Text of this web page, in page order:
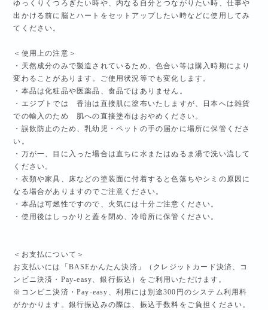
ゆっくりくつろぎたい時や、内なる自分とつながりたい時、仕事や
出かける前に脳とハートをセットアップしたい時などに使用してみ
てください。
＜使用上の注意＞
・天然成分のみで製造されているため、色合い等は購入時期により
変わることがあります。ご使用状況等でも変化します。
・本品は化粧品や医薬品、食品ではありません。
・エジプトでは 香油は直接肌に塗布いたしますが、日本へは雑貨
での輸入のため 肌への直接塗布はおやめください。
・誤飲防止のため、乳幼児・ペットの手の届かに場所に保管くださ
い。
・万が一、目に入った場合は直ちに水またはぬるま湯で洗い流して
ください。
・衣類や家具、床などの塗装面に付着すると色落ちやシミの原因に
なる場合がありますのでご注意ください。
・本品は可燃性ですので、火気には十分ご注意ください。
・使用後はしっかりと蓋を閉め、冷暗所に保管ください。
＜お支払について＞
お支払いには「BASEかんたん決済」（クレジットカード決済、コ
ンビニ決済・Pay-easy、銀行振込）をご利用いただけます。
※コンビニ決済・Pay-easy、利用には別途300円のシステム利用料
がかかります。銀行振込みの際は、振込手数料をご負担ください。